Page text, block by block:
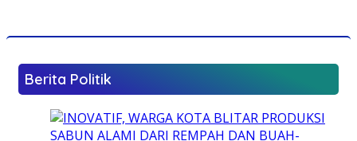
Berita Politik